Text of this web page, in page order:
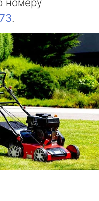
номеру
.